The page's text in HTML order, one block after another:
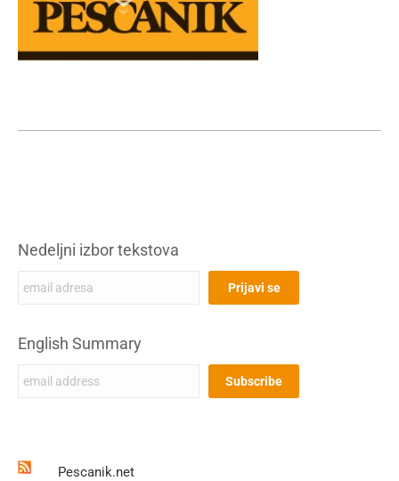
Nedeljni izbor tekstova
English Summary
Pescanik.net